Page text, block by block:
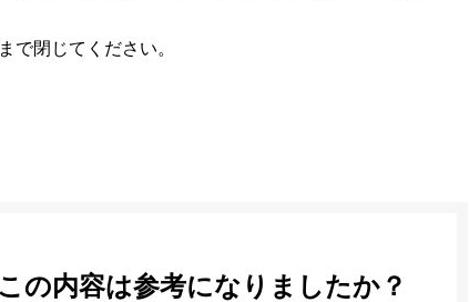
で閉じてください。
この内容は参考になりましたか？